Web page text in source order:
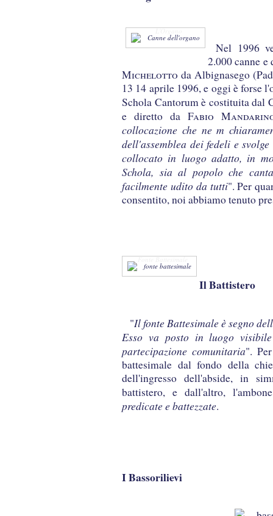
L'Organo
Nel 1996
2.000 canne
Michelotto da Albignasego
13 14 aprile 1996, e oggi è forse
Schola Cantorum è costituita dal
e diretto daFabio
collocazione che ne m
dell'assemblea dei fedeli e
collocato in luogo adatto, in
Schola, sia al popolo che
facilmente udito da tutti". Per
consentito, noi abbiamo tenuto
Fonte Battesimale
Il Battistero
"Il fonte Battesimale è segno
Esso va posto in luogo
partecipazione comunitaria".
battesimale dal fondo della
dell'ingresso dell'abside, in
battistero, e dall'altro,
predicate e battezzate.
I Bassorilievi